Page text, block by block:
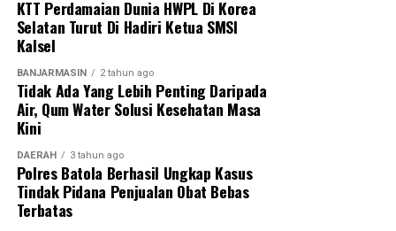
KTT Perdamaian Dunia HWPL Di Korea
Selatan Turut Di Hadiri Ketua SMSI
Kalsel
BANJARMASIN 2 tahun ago
Tidak Ada Yang Lebih Penting Daripada
Air, Qum Water Solusi Kesehatan Masa
Kini
DAERAH 3 tahun ago
Polres Batola Berhasil Ungkap Kasus
Tindak Pidana Penjualan Obat Bebas
Terbatas